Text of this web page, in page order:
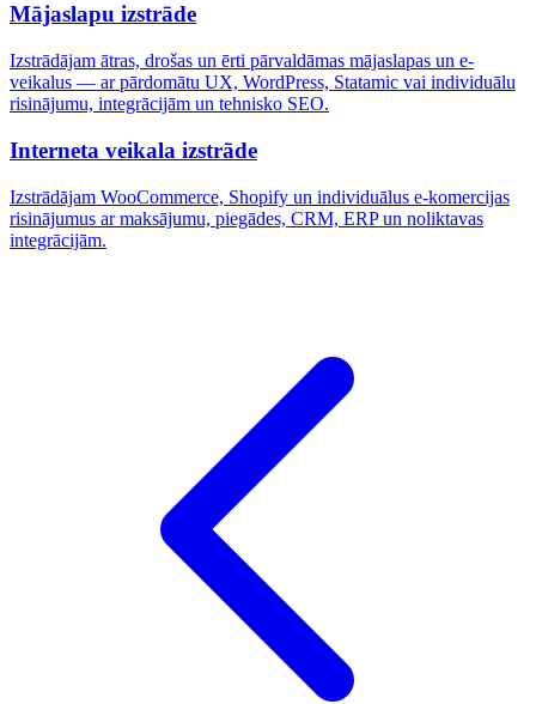
Mājaslapu izstrāde
Izstrādājam ātras, drošas un ērti pārvaldāmas mājaslapas un e-
veikalus — ar pārdomātu UX, WordPress, Statamic vai individuālu
risinājumu, integrācijām un tehnisko SEO.
Interneta veikala izstrāde
Izstrādājam WooCommerce, Shopify un individuālus e-komercijas
risinājumus ar maksājumu, piegādes, CRM, ERP un noliktavas
integrācijām.